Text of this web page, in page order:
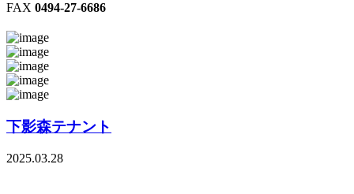
FAX 0494-27-6686
下影森テナント
2025.03.28